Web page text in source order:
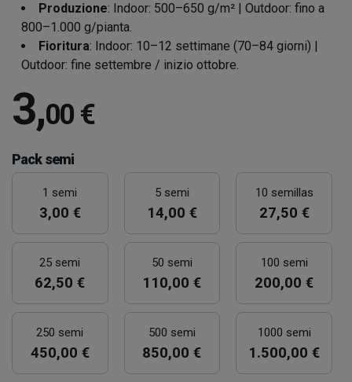
Produzione: Indoor: 500–650 g/m² | Outdoor: fino a
800–1.000 g/pianta.
Fioritura: Indoor: 10–12 settimane (70–84 giorni) |
Outdoor: fine settembre / inizio ottobre.
3,00 €
Pack semi
1 semi
3,00 €
5 semi
14,00 €
10 semillas
27,50 €
25 semi
62,50 €
50 semi
110,00 €
100 semi
200,00 €
250 semi
450,00 €
500 semi
850,00 €
1000 semi
1.500,00 €